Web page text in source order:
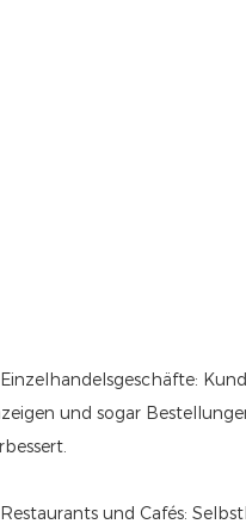
und sogar
und Cafés: